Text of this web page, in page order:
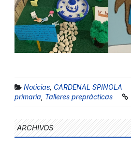
Noticias CARDENAL SPINOLA
primaria Talleres preprácticas
ARCHIVOS